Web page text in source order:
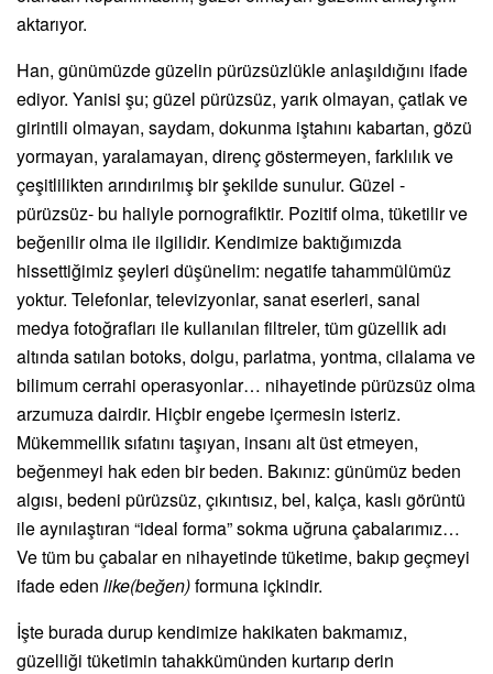
aktarıyor.
Han, günümüzde güzelin pürüzsüzlükle anlaşıldığını ifade
ediyor. Yanisi şu; güzel pürüzsüz, yarık olmayan, çatlak ve
girintili olmayan, saydam, dokunma iştahını kabartan, gözü
yormayan, yaralamayan, direnç göstermeyen, farklılık ve
çeşitlilikten arındırılmış bir şekilde sunulur. Güzel -
pürüzsüz- bu haliyle pornografiktir. Pozitif olma, tüketilir ve
beğenilir olma ile ilgilidir. Kendimize baktığımızda
hissettiğimiz şeyleri düşünelim: negatife tahammülümüz
yoktur. Telefonlar, televizyonlar, sanat eserleri, sanal
medya fotoğrafları ile kullanılan filtreler, tüm güzellik adı
altında satılan botoks, dolgu, parlatma, yontma, cilalama ve
bilimum cerrahi operasyonlar… nihayetinde pürüzsüz olma
arzumuza dairdir. Hiçbir engebe içermesin isteriz.
Mükemmellik sıfatını taşıyan, insanı alt üst etmeyen,
beğenmeyi hak eden bir beden. Bakınız: günümüz beden
algısı, bedeni pürüzsüz, çıkıntısız, bel, kalça, kaslı görüntü
ile aynılaştıran “ideal forma” sokma uğruna çabalarımız…
Ve tüm bu çabalar en nihayetinde tüketime, bakıp geçmeyi
ifade eden like(beğen)formuna içkindir.
İşte burada durup kendimize hakikaten bakmamız,
güzelliği tüketimin tahakkümünden kurtarıp derin